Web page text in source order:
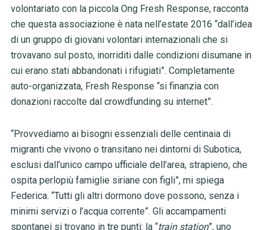
volontariato con la piccola Ong Fresh Response, racconta
che questa associazione è nata nell’estate 2016 “dall’idea
di un gruppo di giovani volontari internazionali che si
trovavano sul posto, inorriditi dalle condizioni disumane in
cui erano stati abbandonati i rifugiati”. Completamente
auto-organizzata, Fresh Response “si finanzia con
donazioni raccolte dal crowdfunding su internet”.
“Provvediamo ai bisogni essenziali delle centinaia di
migranti che vivono o transitano nei dintorni di Subotica,
esclusi dall’unico campo ufficiale dell’area, strapieno, che
ospita perlopiù famiglie siriane con figli”, mi spiega
Federica. “Tutti gli altri dormono dove possono, senza i
minimi servizi o l’acqua corrente”. Gli accampamenti
spontanei si trovano in tre punti: la “train station”, uno